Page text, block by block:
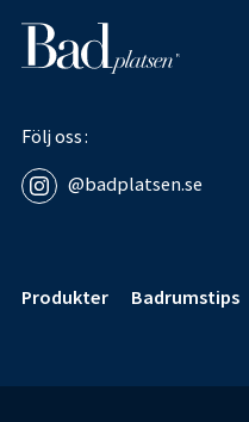
Följ oss
@badplatsen.se
Produkter
Badrumstips